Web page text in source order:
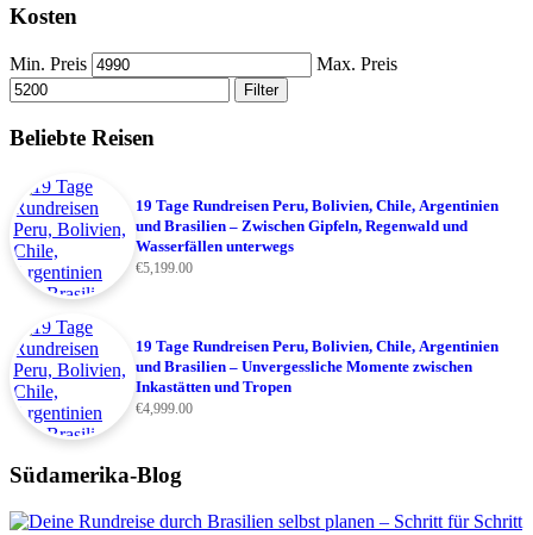
Kosten
Min. Preis Max. Preis
Filter
Beliebte Reisen
19 Tage Rundreisen Peru, Bolivien, Chile, Argentinien
und Brasilien – Zwischen Gipfeln, Regenwald und
Wasserfällen unterwegs
€5,199.00
19 Tage Rundreisen Peru, Bolivien, Chile, Argentinien
und Brasilien – Unvergessliche Momente zwischen
Inkastätten und Tropen
€4,999.00
Südamerika-Blog